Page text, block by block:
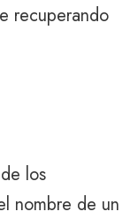
recuperando
los
nombre de un